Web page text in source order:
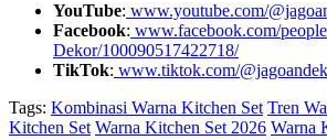
YouTube: www.youtube.com/
Facebook: www.facebook.com/
Dekor/100090517422718/
TikTok: www.tiktok.com/
Tags: Kombinasi Warna Kitchen Set Tren
Kitchen Set Warna Kitchen Set 2026 Warna